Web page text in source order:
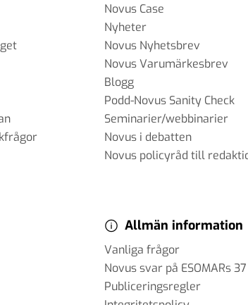
Novus Case
Nyheter
Novus Nyhetsbrev
Novus Varumärkesbrev
Blogg
Podd-Novus Sanity Check
Seminarier/webbinarier
Novus i debatten
Novus policyråd till
Allmän information
Vanliga frågor
Novus svar på ESOMARs
Publiceringsregler